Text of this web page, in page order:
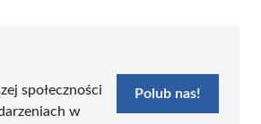
społeczności
w
Polub nas!